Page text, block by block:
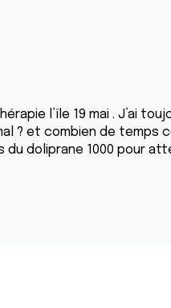
l’île 19 mai . J’ai
? et combien de temps
doliprane 1000 pour